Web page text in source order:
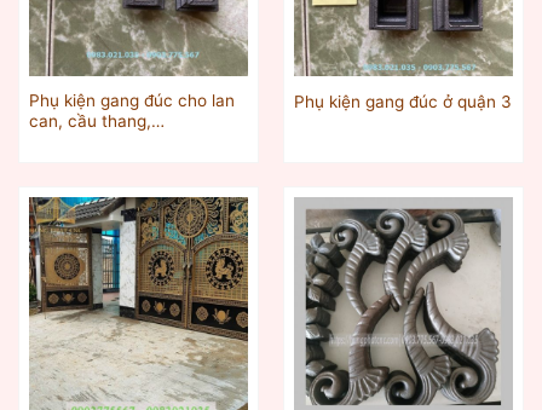
Phụ kiện gang đúc cho lan
can, cầu thang,…
Phụ kiện gang đúc ở quận 3